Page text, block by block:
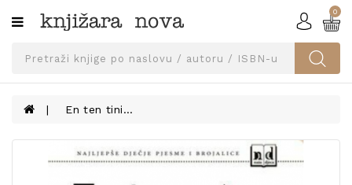
Kategorije
SVEUČILIŠNA
UDŽBENICI
KNJIGE
0
En ten tini...